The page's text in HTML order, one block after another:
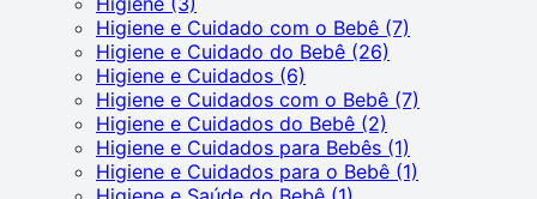
Higiene e Cuidado com o Bebê (7)
Higiene e Cuidado do Bebê (26)
Higiene e Cuidados (6)
Higiene e Cuidados com o Bebê (7)
Higiene e Cuidados do Bebê (2)
Higiene e Cuidados para Bebês (1)
Higiene e Cuidados para o Bebê (1)